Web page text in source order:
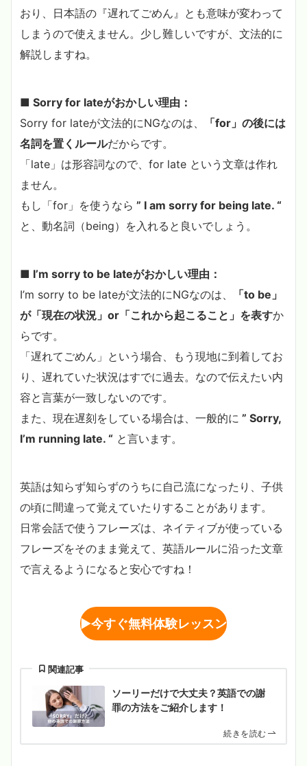
おり、日本語の『遅れてごめん』とも意味が変わって
しまうので使えません。少し難しいですが、文法的に
解説しますね。
■ Sorry for lateがおかしい理由：
Sorry for lateが文法的にNGなのは、
「for」の後には
名詞を置くルールだからです。
「late」は形容詞なので、for late という文章は作れ
ません。
もし「for」を使うなら ” I am sorry for being late. “
と、動名詞（being）を入れると良いでしょう。
■ I’m sorry to be lateがおかしい理由：
I’m sorry to be lateが文法的にNGなのは、
「to be」
が「現在の状況」 or「これから起こること」を表すか
らです。
「遅れてごめん」という場合、もう現地に到着してお
り、遅れていた状況はすでに過去。なので伝えたい内
容と言葉が一致しないのです。
また、現在遅刻をしている場合は、一般的に ” Sorry,
I’m running late. “ と言います。
英語は知らず知らずのうちに自己流になったり、子供
の頃に間違って覚えていたりすることがあります。
日常会話で使うフレーズは、ネイティブが使っている
フレーズをそのまま覚えて、英語ルールに沿った文章
で言えるようになると安心ですね！
▶︎今すぐ無料体験レッスン
関連記事
ソーリーだけで大丈夫？英語での謝
罪の方法をご紹介します！
続きを読む